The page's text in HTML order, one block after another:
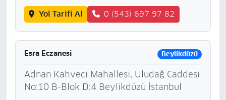
Yol Tarifi Al 0 (543) 697 97 82
Esra Eczanesi Beylikdüzü
Adnan Kahveci Mahallesi, Uludağ Caddesi
No:10 B-Blok D:4 Beylikdüzü İstanbul